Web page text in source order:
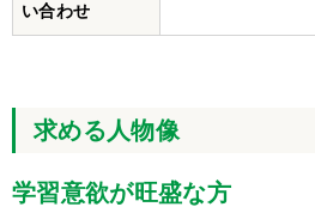
い合わせ
求める人物像
学習意欲が旺盛な方